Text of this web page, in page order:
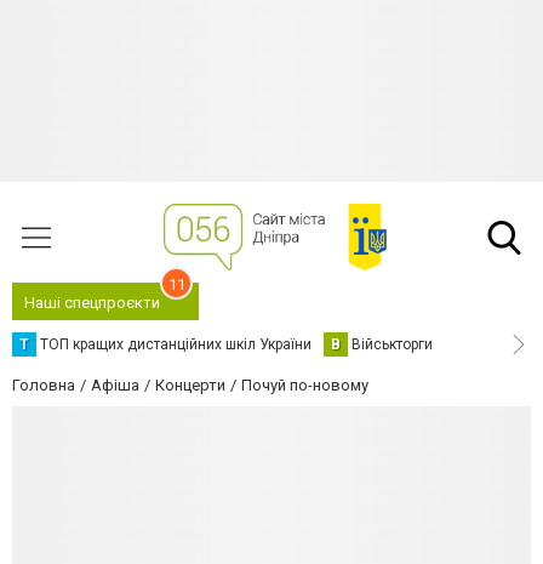
Наші спецпроєкти
11
Т ТОП кращих дистанційних шкіл України В Військторги
Головна Афіша Концерти Почуй по-новому